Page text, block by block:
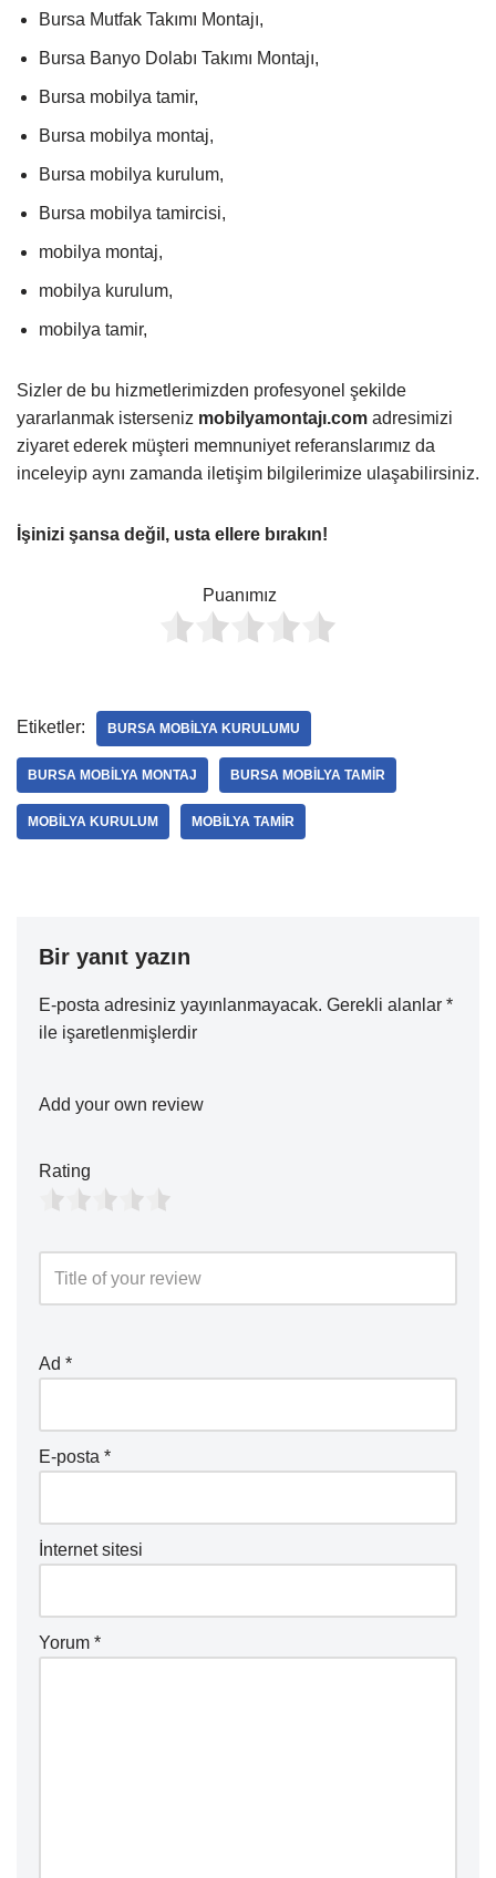
Bursa Mutfak Takımı Montajı,
Bursa Banyo Dolabı Takımı Montajı,
Bursa mobilya tamir,
Bursa mobilya montaj,
Bursa mobilya kurulum,
Bursa mobilya tamircisi,
mobilya montaj,
mobilya kurulum,
mobilya tamir,
Sizler de bu hizmetlerimizden profesyonel şekilde
yararlanmak isterseniz mobilyamontajı.com adresimizi
ziyaret ederek müşteri memnuniyet referanslarımız da
inceleyip aynı zamanda iletişim bilgilerimize ulaşabilirsiniz.
İşinizi şansa değil, usta ellere bırakın!
Puanımız
Etiketler: BURSA MOBILYA KURULUMU
BURSA MOBILYA MONTAJ BURSA MOBILYA TAMIR
MOBILYA KURULUM MOBILYA TAMIR
Bir yanıt yazın
E-posta adresiniz yayınlanmayacak. Gerekli alanlar *
ile işaretlenmişlerdir
Add your own review
Rating
Ad *
E-posta *
İnternet sitesi
Yorum *